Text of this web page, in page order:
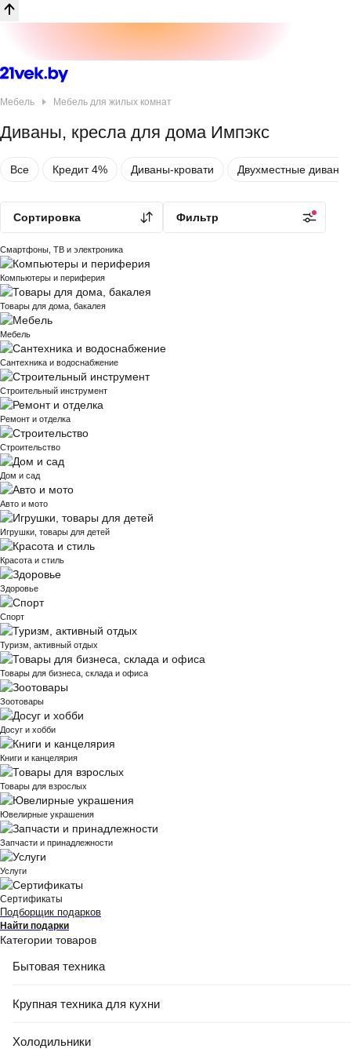
Каталог товаров
Товары на каждый день
Бытовая техника
Смартфоны, ТВ и электроника
Компьютеры и периферия
Товары для дома, бакалея
Мебель
Сантехника и водоснабжение
Строительный инструмент
Ремонт и отделка
Строительство
Дом и сад
Авто и мото
Игрушки, товары для детей
Красота и стиль
Здоровье
Спорт
Туризм, активный отдых
Товары для бизнеса, склада и офиса
Зоотовары
Досуг и хобби
Книги и канцелярия
Товары для взрослых
Ювелирные украшения
Запчасти и принадлежности
Услуги
Сертификаты
Подборщик подарков
Найти подарки
Категории товаров
Бытовая техника
Крупная техника для кухни
Холодильники
Мебель для жилых комнат
Мебель
Диваны, кресла для дома Импэкс
Все Кредит 4% Диваны-кровати Двухместные
Сортировка Фильтр